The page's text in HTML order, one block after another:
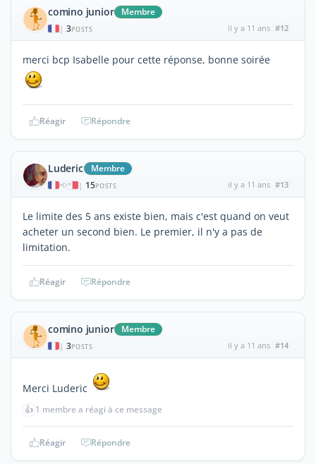
comino junior Membre
| 3POSTS il y a 11 ans #12
merci bcp Isabelle pour cette réponse, bonne soirée
Réagir Répondre
Luderic Membre
| 15POSTS il y a 11 ans #13
Le limite des 5 ans existe bien, mais c'est quand on veut
acheter un second bien. Le premier, il n'y a pas de
limitation.
Réagir Répondre
comino junior Membre
| 3POSTS il y a 11 ans #14
Merci Luderic
👍 1 membre a réagi à ce message
Réagir Répondre